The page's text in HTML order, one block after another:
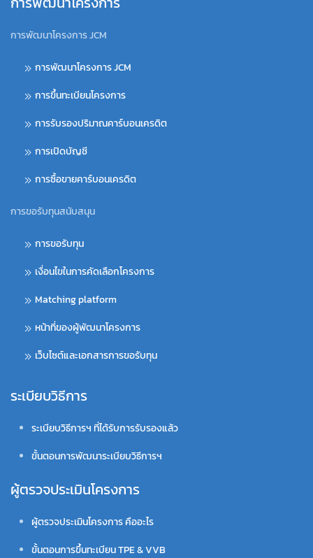
การพัฒนาโครงการ JCM
การพัฒนาโครงการ JCM
การขึ้นทะเบียนโครงการ
การรับรองปริมาณคาร์บอนเครดิต
การเปิดบัญชี
การซื้อขายคาร์บอนเครดิต
การขอรับทุนสนับสนุน
การขอรับทุน
เงื่อนไขในการคัดเลือกโครงการ
Matching platform
หน้าที่ของผู้พัฒนาโครงการ
เว็บไซต์และเอกสารการขอรับทุน
ระเบียบวิธีการ
ระเบียบวิธีการฯ ที่ได้รับการรับรองแล้ว
ขั้นตอนการพัฒนาระเบียบวิธีการฯ
ผู้ตรวจประเมินโครงการ
ผู้ตรวจประเมินโครงการ คืออะไร
ขั้นตอนการขึ้นทะเบียน TPE & VVB